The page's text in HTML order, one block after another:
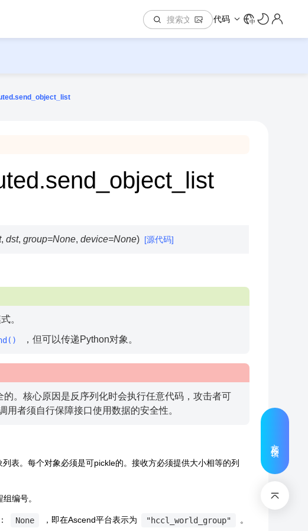
代码 中
, dst, group=None, device=None) [源代码]
。
，但可以传递Python对象。
。核心原因是反序列化时会执行任意代码，攻击者可
者须自行保障接口使用数据的安全性。
表。每个对象必须是可pickle的。接收方必须提供大小相等的列
编号。
None ，即在Ascend平台表示为 "hccl_world_group" 。